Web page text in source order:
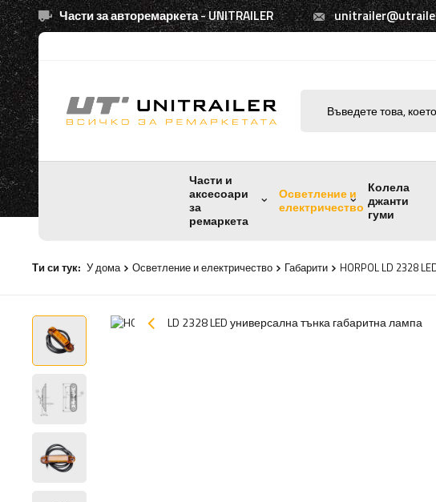
Части за авторемаркета - UNITRAILER
Части и
аксесоари
за
ремаркета
Осветление и
електричество
Колела
джанти
гуми
Ти си тук: У дома Осветление и електричество Габарити HORPOL LD 2328